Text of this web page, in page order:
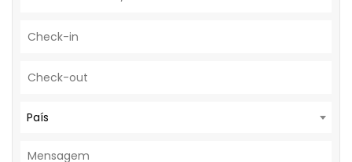
País